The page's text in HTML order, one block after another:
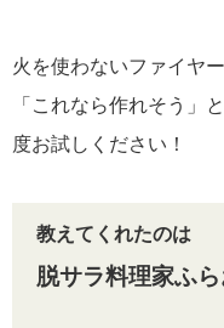
火を使わないファイヤ
「これなら作れそう」
度お試しください！
教えてくれたのは
脱サラ料理家ふ